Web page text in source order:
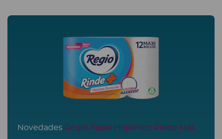
Novedades Regio Papel Higiénico Rinde Más